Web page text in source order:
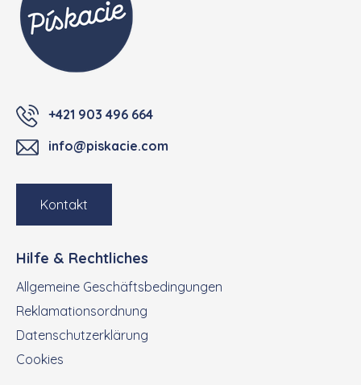
+421 903 496 664
info@piskacie.com
Kontakt
Hilfe & Rechtliches
Allgemeine Geschäftsbedingungen
Reklamationsordnung
Datenschutzerklärung
Cookies